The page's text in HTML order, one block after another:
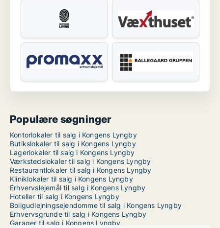
Populære søgninger
Kontorlokaler til salg i Kongens Lyngby
Butikslokaler til salg i Kongens Lyngby
Lagerlokaler til salg i Kongens Lyngby
Værkstedslokaler til salg i Kongens Lyngby
Restaurantlokaler til salg i Kongens Lyngby
Kliniklokaler til salg i Kongens Lyngby
Erhvervslejemål til salg i Kongens Lyngby
Hoteller til salg i Kongens Lyngby
Boligudlejningsejendomme til salg i Kongens Lyngby
Erhvervsgrunde til salg i Kongens Lyngby
Garager til salg i Kongens Lyngby